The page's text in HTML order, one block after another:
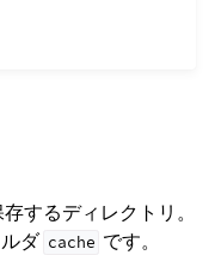
するディレクトリ。
ダ cache です。